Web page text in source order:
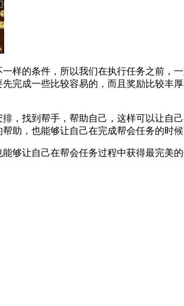
样的条件，所以我们在执行任务之前，
完成一些比较容易的，而且奖励比较丰
，找到帮手，帮助自己，这样可以让自
助，也能够让自己在完成帮会任务的时候
够让自己在帮会任务过程中获得最完美的